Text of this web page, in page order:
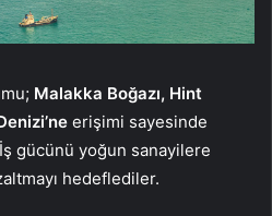
Malakka Boğazı, Hint
erişimi sayesinde
gücünü yoğun sanayilere
hedeflediler.